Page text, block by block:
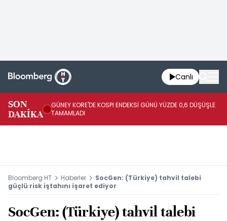
Canlı
SON
DAKİKA
GÜNEY KORE'DE KOSPI ENDEKSİ GÜNÜ YÜZDE 0,6 DÜŞÜŞLE
TAMAMLADI
Bloomberg HT Haberler
SocGen: (Türkiye) tahvil talebi
güçlü risk iştahını işaret ediyor
SocGen: (Türkiye) tahvil talebi